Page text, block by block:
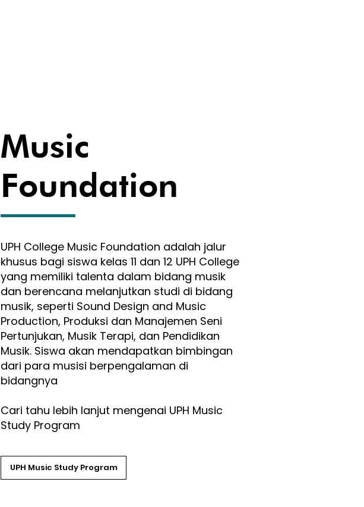
Music
Foundation
UPH College Music Foundation adalah jalur
khusus bagi siswa kelas 11 dan 12 UPH College
yang memiliki talenta dalam bidang musik
dan berencana melanjutkan studi di bidang
musik, seperti Sound Design and Music
Production, Produksi dan Manajemen Seni
Pertunjukan, Musik Terapi, dan Pendidikan
Musik. Siswa akan mendapatkan bimbingan
dari para musisi berpengalaman di
bidangnya
Cari tahu lebih lanjut mengenai UPH Music
Study Program
UPH Music Study Program